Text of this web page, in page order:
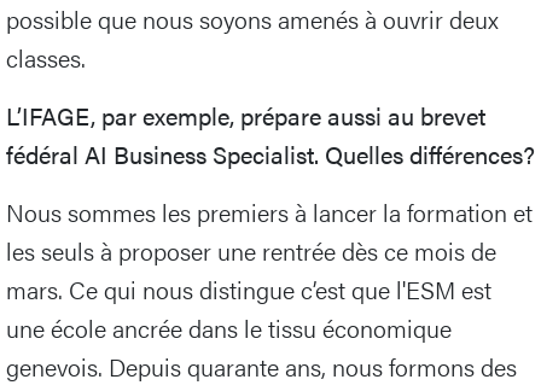
possible que nous soyons amenés à ouvrir deux
classes.
L’IFAGE, par exemple, prépare aussi au brevet
fédéral AI Business Specialist. Quelles différences?
Nous sommes les premiers à lancer la formation et
les seuls à proposer une rentrée dès ce mois de
mars. Ce qui nous distingue c’est que l'ESM est
une école ancrée dans le tissu économique
genevois. Depuis quarante ans, nous formons des